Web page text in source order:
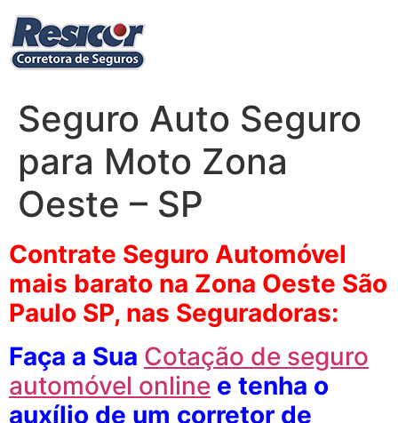
para
conteúdo
Seguro Auto Seguro
para Moto Zona
Oeste – SP
Contrate Seguro Automóvel
mais barato na Zona Oeste São
Paulo SP, nas Seguradoras:
Faça a Sua Cotação de seguro
automóvel online e tenha o
auxílio de um corretor de